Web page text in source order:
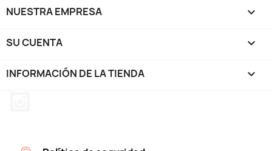
NUESTRA EMPRESA 
SU CUENTA 
INFORMACIÓN DE LA TIENDA keyboard_arrow_down